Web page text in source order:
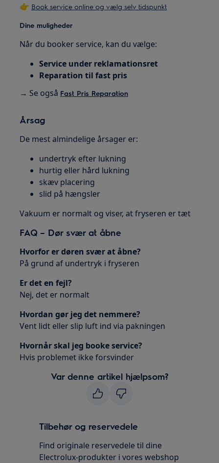
👉 Book service online og vælg selv tidspunkt
Dine muligheder
Når du booker service, kan du vælge:
Service under reklamationsret
Reparation til fast pris
→ Se også Fast Pris Reparation
Årsag
De mest almindelige årsager er:
undertryk efter lukning
hurtig eller hård lukning
skæv placering
slid på hængsler
Vakuum er normalt og viser, at fryseren er tæt
FAQ – Dør svær at åbne
Hvorfor er døren svær at åbne?
På grund af undertryk i fryseren
Er det en fejl?
Nej, det er normalt
Hvordan gør jeg det nemmere?
Vent lidt eller slip luft ind via pakningen
Hvornår skal jeg booke service?
Hvis problemet ikke forsvinder
Var denne artikel hjælpsom?
Tilbehør og reservedele
Find originale reservedele til dine
Electrolux-produkter i vores webshop